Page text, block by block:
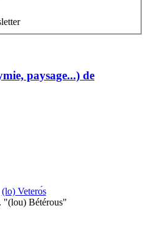
paysage...) de
(lo) Veterо́s
"(lou) Bétérous"